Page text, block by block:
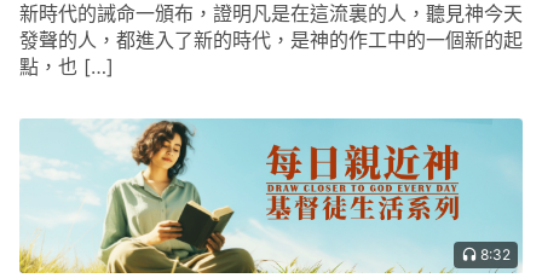
新時代的誡命一頒布，證明凡是在這流裏的人，聽見神今天
發聲的人，都進入了新的時代，是神的作工中的一個新的起
點，也 […]
8:32